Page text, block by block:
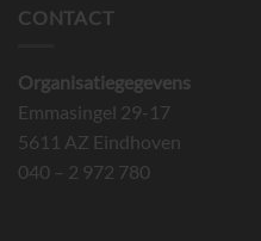
CONTACT
Organisatiegegevens
Emmasingel 29-17
5611 AZ Eindhoven
040 – 2 972 780